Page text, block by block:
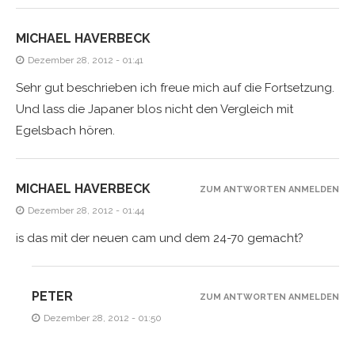
MICHAEL HAVERBECK
Dezember 28, 2012 - 01:41
Sehr gut beschrieben ich freue mich auf die Fortsetzung.
Und lass die Japaner blos nicht den Vergleich mit
Egelsbach hören.
MICHAEL HAVERBECK
Dezember 28, 2012 - 01:44
is das mit der neuen cam und dem 24-70 gemacht?
ZUM ANTWORTEN ANMELDEN
PETER
Dezember 28, 2012 - 01:50
ZUM ANTWORTEN ANMELDEN